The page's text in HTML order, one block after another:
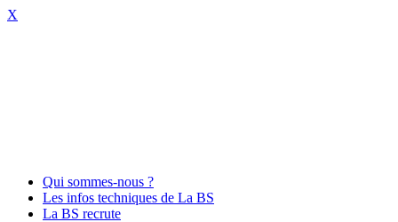
X
Qui sommes-nous ?
Les infos techniques de La BS
La BS recrute